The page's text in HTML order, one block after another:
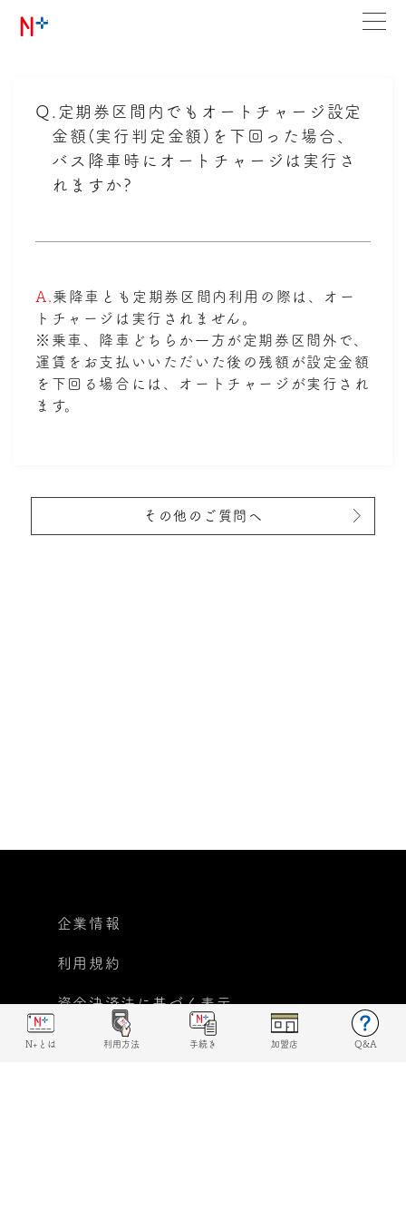
Q.
定期券区間内でもオートチャージ設定
金額(実行判定金額)を下回った場合、
バス降車時にオートチャージは実行さ
れますか?
A. 乗降車とも定期券区間内利用の際は、オー
トチャージは実行されません。
※乗車、降車どちらか一方が定期券区間外で、
運賃をお支払いいただいた後の残額が設定金額
を下回る場合には、オートチャージが実行され
ます。
その他のご質問へ
企業情報
利用規約
資金決済法に基づく表示
個人情報保護方針
N+とは 利用方法 手続き 加盟店 Q&A